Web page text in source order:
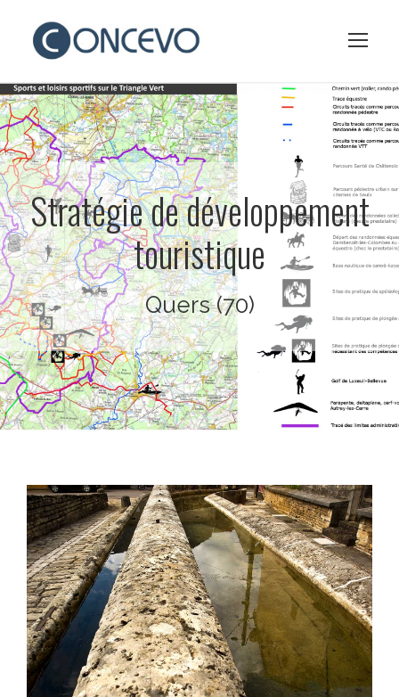
Stratégie de développement
touristique
Quers (70)